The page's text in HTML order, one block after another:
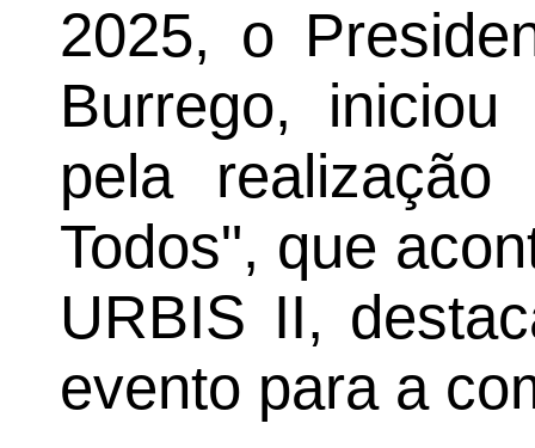
2025, o
Burrego,
pela
Todos", que
URBIS II,
evento para a